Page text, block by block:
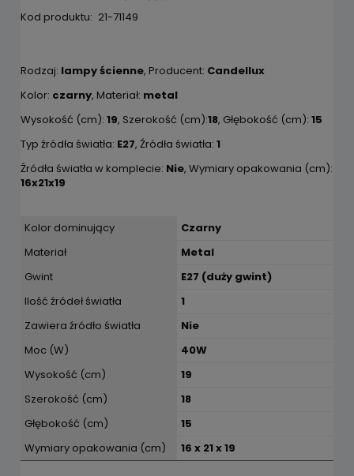
Kod produktu: 21-71149
Rodzaj: lampy ścienne, Producent: Candellux
Kolor: czarny, Materiał: metal
Wysokość (cm): 19, Szerokość (cm):18, Głębokość (cm): 15
Typ źródła światła: E27, Źródła światła: 1
Źródła światła w komplecie: Nie, Wymiary opakowania (cm):
16x21x19
Kolor dominujący
Czarny
Materiał
Metal
Gwint
E27 (duży gwint)
Ilość źródeł światła
1
Zawiera źródło światła
Nie
Moc (W)
40W
Wysokość (cm)
19
Szerokość (cm)
18
Głębokość (cm)
15
Wymiary opakowania (cm)
16 x 21 x 19